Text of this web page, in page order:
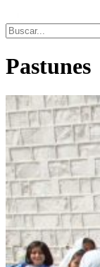
Buscar...
Pastunes